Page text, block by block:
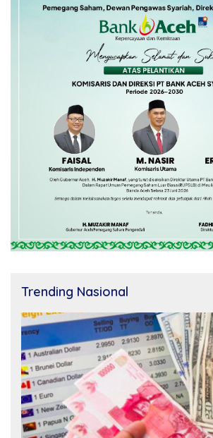
Trending Nasional